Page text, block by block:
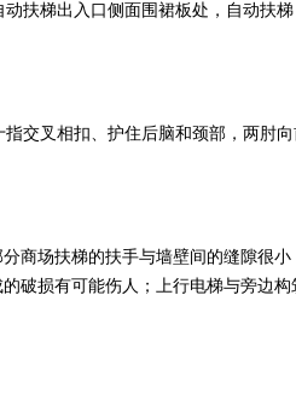
扶梯出入口侧面围裙板处，自动扶
交叉相扣、护住后脑和颈部，两肘
商场扶梯的扶手与墙壁间的缝隙很
破损有可能伤人；上行电梯与旁边